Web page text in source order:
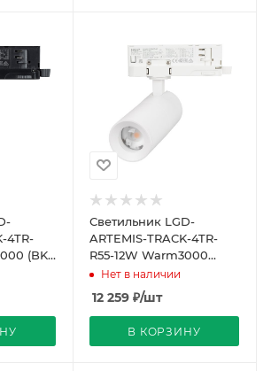
4TR-
(BK,
Светильник LGD-
ARTEMIS-TRACK-4TR-
R55-12W Warm3000
(WH, 8-80 deg, 230V,
TRIAC) (Arlight, IP20
Металл,
Нет в наличии
12 259₽/шт
В КОРЗИНУ